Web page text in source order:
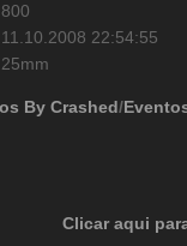
800
11.10.2008 22:54:55
25mm
By Crashed/
Clicar aqui